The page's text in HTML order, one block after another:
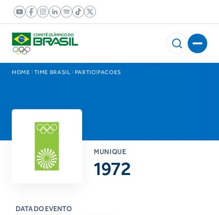
HOME TIME BRASIL PARTICIPACOES
MUNIQUE
1972
DATA DO EVENTO